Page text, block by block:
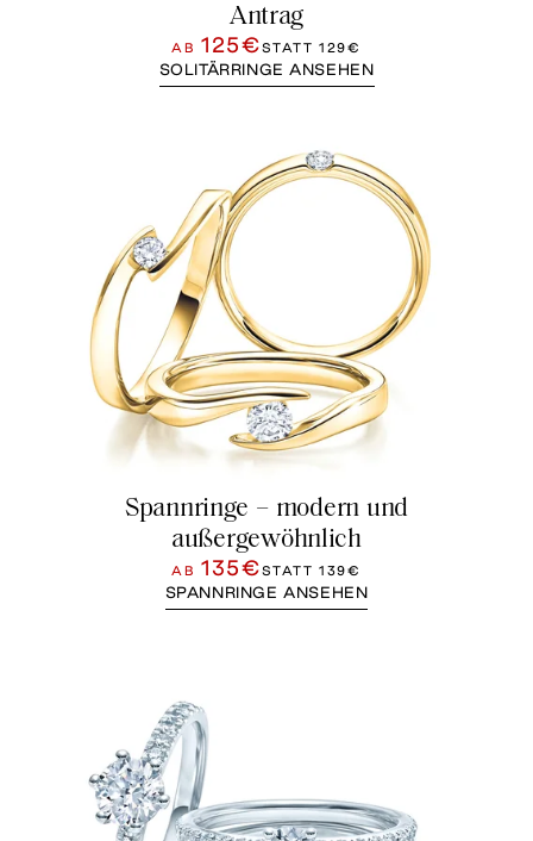
Antrag
AB125€STATT129€
SOLITÄRRINGE ANSEHEN
Spannringe – modern und
außergewöhnlich
AB135€STATT139€
SPANNRINGE ANSEHEN